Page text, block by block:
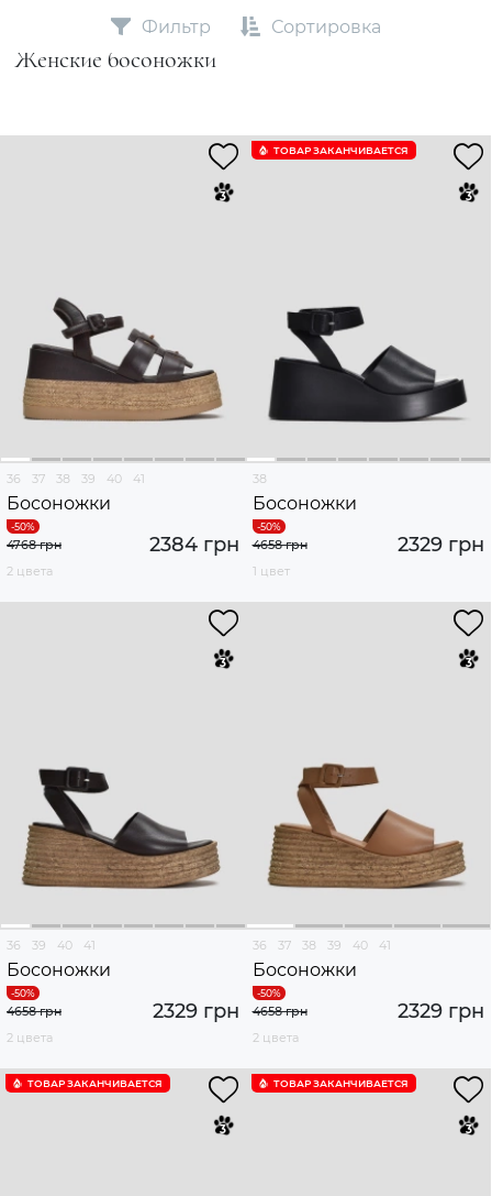
Женские босоножки
Фильтр Сортировка
36 37 38 39 40 41
Босоножки
2384 грн
4768 грн
2 цвета
ТОВАР ЗАКАНЧИВАЕТСЯ
38
Босоножки
2329 грн
4658 грн
1 цвет
36 39 40 41
Босоножки
2329 грн
4658 грн
2 цвета
36 37 38 39 40 41
Босоножки
2329 грн
4658 грн
2 цвета
ТОВАР ЗАКАНЧИВАЕТСЯ ТОВАР ЗАКАНЧИВАЕТСЯ